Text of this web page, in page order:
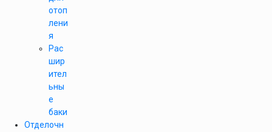
отоп
лени
я
Рас
шир
ител
ьны
е
баки
Отделочн